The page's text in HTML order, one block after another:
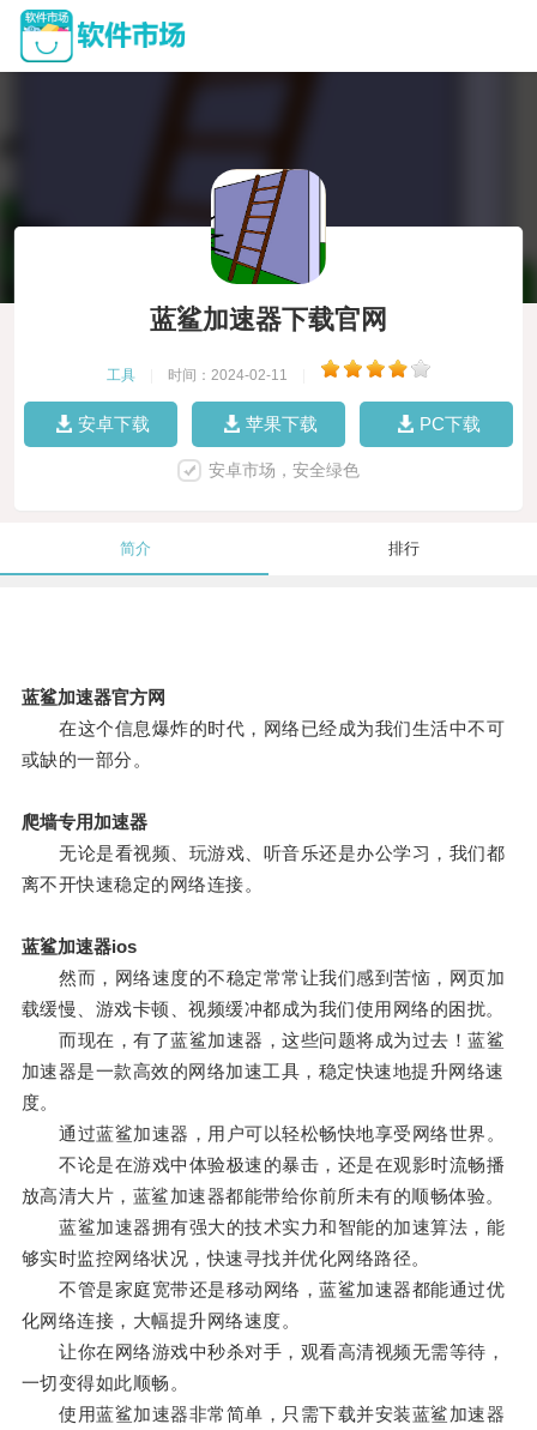
蓝鲨加速器下载官网
工具 时间：2024-02-11
安卓下载 苹果下载 PC下载
安卓市场，安全绿色
简介 排行
蓝鲨加速器官方网
在这个信息爆炸的时代，网络已经成为我们生活中不可
或缺的一部分。
爬墙专用加速器
无论是看视频、玩游戏、听音乐还是办公学习，我们都
离不开快速稳定的网络连接。
蓝鲨加速器ios
然而，网络速度的不稳定常常让我们感到苦恼，网页加
载缓慢、游戏卡顿、视频缓冲都成为我们使用网络的困扰。
而现在，有了蓝鲨加速器，这些问题将成为过去！蓝鲨
加速器是一款高效的网络加速工具，稳定快速地提升网络速
度。
通过蓝鲨加速器，用户可以轻松畅快地享受网络世界。
不论是在游戏中体验极速的暴击，还是在观影时流畅播
放高清大片，蓝鲨加速器都能带给你前所未有的顺畅体验。
蓝鲨加速器拥有强大的技术实力和智能的加速算法，能
够实时监控网络状况，快速寻找并优化网络路径。
不管是家庭宽带还是移动网络，蓝鲨加速器都能通过优
化网络连接，大幅提升网络速度。
让你在网络游戏中秒杀对手，观看高清视频无需等待，
一切变得如此顺畅。
使用蓝鲨加速器非常简单，只需下载并安装蓝鲨加速器